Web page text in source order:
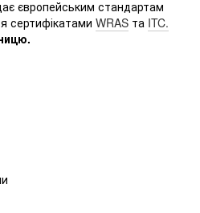
європейським стандартам
сертифікатами WRAS та ITC.